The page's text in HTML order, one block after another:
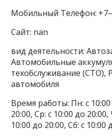
Мобильный Телефон:
Сайт: nan
вид деятельности:
Автомобильные
техобслуживание (СТО),
автомобиля
Время работы: Пн: с
20:00, Ср: с 10:00 до
10:00 до 20:00, Сб: с